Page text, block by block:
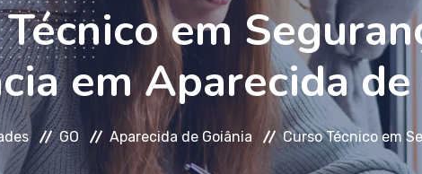
em
em Aparecida
GO Aparecida de Goiânia Curso Técnico em